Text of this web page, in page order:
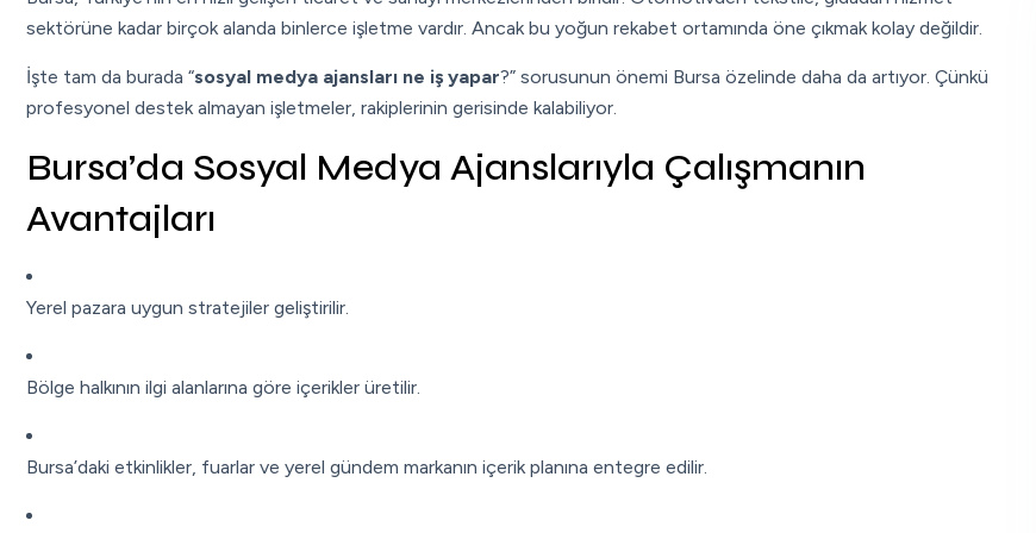
sektörüne kadar birçok alanda binlerce işletme vardır. Ancak bu yoğun rekabet ortamında öne çıkmak kolay değildir.
İşte tam da burada “sosyal medya ajansları ne iş yapar?” sorusunun önemi Bursa özelinde daha da artıyor. Çünkü
profesyonel destek almayan işletmeler, rakiplerinin gerisinde kalabiliyor.
Bursa’da Sosyal Medya Ajanslarıyla Çalışmanın
Avantajları
Yerel pazara uygun stratejiler geliştirilir.
Bölge halkının ilgi alanlarına göre içerikler üretilir.
Bursa’daki etkinlikler, fuarlar ve yerel gündem markanın içerik planına entegre edilir.